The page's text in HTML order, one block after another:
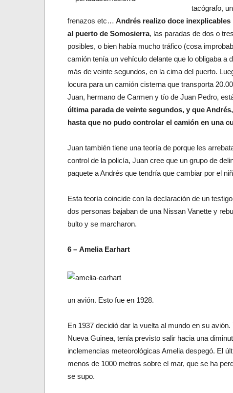
tacógrafo,
frenazos etc… Andrés realizo doce
al puerto de Somosierra, las paradas de dos o
posibles, o bien había mucho tráfico (cosa
camión tenía un vehículo delante que lo obligaba a
más de veinte segundos, en la cima del puerto.
locura para un camión cisterna que transporta
Juan, hermano de Carmen y tío de Juan Pedro,
última parada de veinte segundos, y que
hasta que no pudo controlar el camión en una
Juan también tiene una teoría de porque les
control de la policía, Juan cree que un grupo de
paquete a Andrés que tendría que cambiar por el
Esta teoría coincide con la declaración de un
dos personas bajaban de una Nissan Vanette y
bulto y se marcharon.
6 – Amelia Earhart
un avión. Esto fue en 1928.
En 1937 decidió dar la vuelta al mundo en su
Nueva Guinea, tenía previsto salir hacia una
inclemencias meteorológicas Amelia despegó. El
menos de 1000 metros sobre el mar, que se ha
se supo.